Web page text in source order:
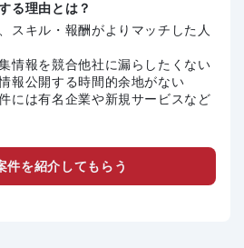
る理由とは？
スキル・報酬がよりマッチした人
情報を競合他社に漏らしたくない
報公開する時間的余地がない
には有名企業や新規サービスなど
件を紹介してもらう